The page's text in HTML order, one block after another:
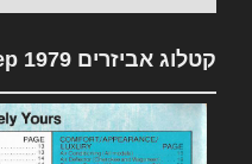
קטלוג אביזרים 1979 Jeep